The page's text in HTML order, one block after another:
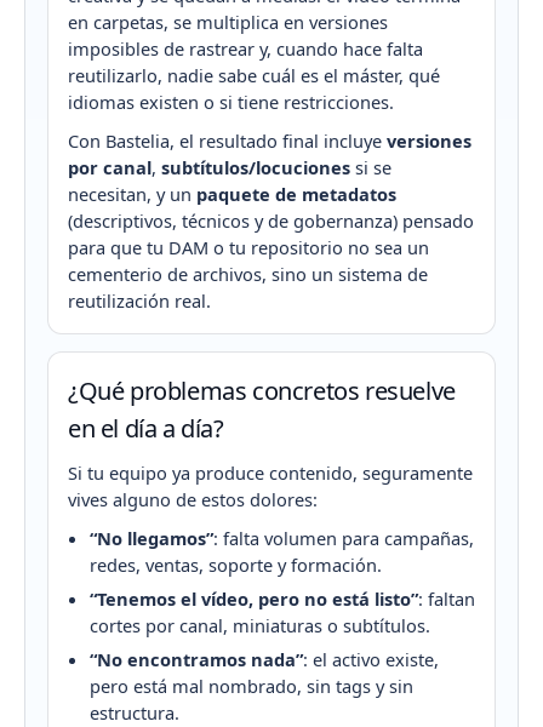
en carpetas, se multiplica en versiones
imposibles de rastrear y, cuando hace falta
reutilizarlo, nadie sabe cuál es el máster, qué
idiomas existen o si tiene restricciones.
Con Bastelia, el resultado final incluye versiones
por canal, subtítulos/locuciones si se
necesitan, y un paquete de metadatos
(descriptivos, técnicos y de gobernanza) pensado
para que tu DAM o tu repositorio no sea un
cementerio de archivos, sino un sistema de
reutilización real.
¿Qué problemas concretos resuelve
en el día a día?
Si tu equipo ya produce contenido, seguramente
vives alguno de estos dolores:
“No llegamos”: falta volumen para campañas,
redes, ventas, soporte y formación.
“Tenemos el vídeo, pero no está listo”: faltan
cortes por canal, miniaturas o subtítulos.
“No encontramos nada”: el activo existe,
pero está mal nombrado, sin tags y sin
estructura.